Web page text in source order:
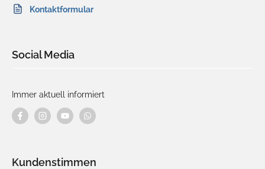
Kontaktformular
Social Media
Immer aktuell informiert
Kundenstimmen